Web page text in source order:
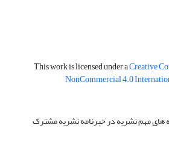
This work is licensed under aCreative
NonCommercial 4.0
های مهم نشریه در خبرنامه نشریه مشترک